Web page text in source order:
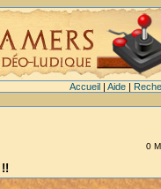
Accueil| Aide|
0